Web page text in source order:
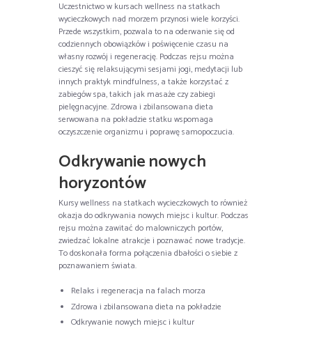
Uczestnictwo w kursach wellness na statkach
wycieczkowych nad morzem przynosi wiele korzyści.
Przede wszystkim, pozwala to na oderwanie się od
codziennych obowiązków i poświęcenie czasu na
własny rozwój i regenerację. Podczas rejsu można
cieszyć się relaksującymi sesjami jogi, medytacji lub
innych praktyk mindfulness, a także korzystać z
zabiegów spa, takich jak masaże czy zabiegi
pielęgnacyjne. Zdrowa i zbilansowana dieta
serwowana na pokładzie statku wspomaga
oczyszczenie organizmu i poprawę samopoczucia.
Odkrywanie nowych
horyzontów
Kursy wellness na statkach wycieczkowych to również
okazja do odkrywania nowych miejsc i kultur. Podczas
rejsu można zawitać do malowniczych portów,
zwiedzać lokalne atrakcje i poznawać nowe tradycje.
To doskonała forma połączenia dbałości o siebie z
poznawaniem świata.
Relaks i regeneracja na falach morza
Zdrowa i zbilansowana dieta na pokładzie
Odkrywanie nowych miejsc i kultur